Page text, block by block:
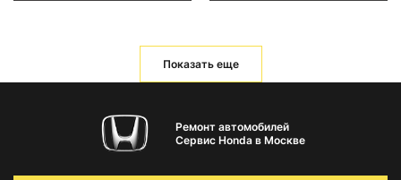
Показать еще
Ремонт автомобилей
Сервис Honda в Москве